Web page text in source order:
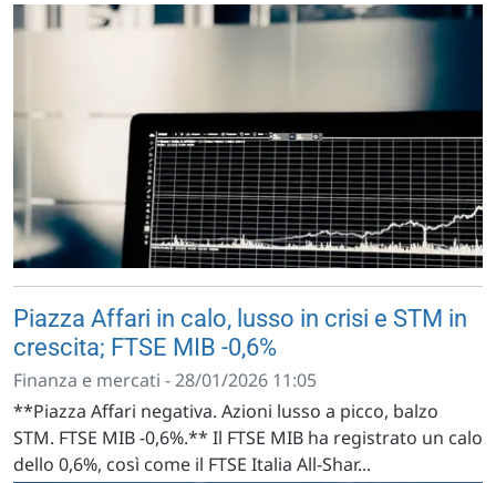
Piazza Affari in calo, lusso in crisi e STM in
crescita; FTSE MIB -0,6%
Finanza e mercati - 28/01/2026 11:05
**Piazza Affari negativa. Azioni lusso a picco, balzo
STM. FTSE MIB -0,6%.** Il FTSE MIB ha registrato un calo
dello 0,6%, così come il FTSE Italia All-Shar...